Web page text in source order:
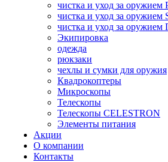
чистка и уход за оружием
чистка и уход за оружием
чистка и уход за
Экипировка
одежда
рюкзаки
чехлы и сумки для оружия
Квадрокоптеры
Микроскопы
Телескопы
Телескопы CELESTRON
Элементы питания
Акции
О компании
Контакты